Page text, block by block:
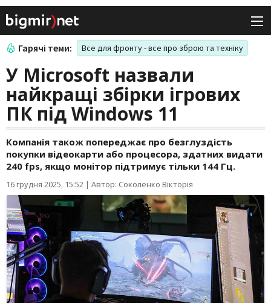
Гарячі теми: Все для фронту - все про зброю та техніку
У Microsoft назвали
найкращі збірки ігрових
ПК під Windows 11
Компанія також попереджає про безглуздість
покупки відеокарти або процесора, здатних видати
240 fps, якщо монітор підтримує тільки 144 Гц.
16 грудня 2025, 15:52 | Автор: Соколенко Вікторія